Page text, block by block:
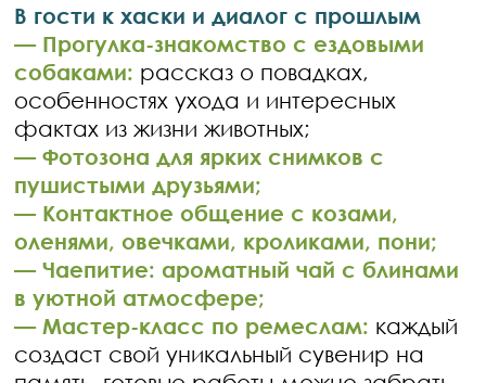
В гости к хаски и диалог с прошлым
— Прогулка-знакомство с ездовыми
собаками: рассказ о повадках,
особенностях ухода и интересных
фактах из жизни животных;
— Фотозона для ярких снимков с
пушистыми друзьями;
— Контактное общение с козами,
оленями, овечками, кроликами, пони;
— Чаепитие: ароматный чай с блинами
в уютной атмосфере;
— Мастер-класс по ремеслам: каждый
создаст свой уникальный сувенир на